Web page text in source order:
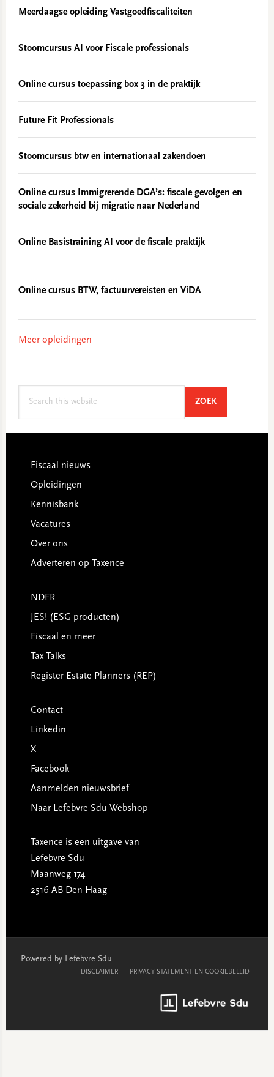
Meerdaagse opleiding Vastgoedfiscaliteiten
Stoomcursus AI voor Fiscale professionals
Online cursus toepassing box 3 in de praktijk
Future Fit Professionals
Stoomcursus btw en internationaal zakendoen
Online cursus Immigrerende DGA’s: fiscale gevolgen en
sociale zekerheid bij migratie naar Nederland
Online Basistraining AI voor de fiscale praktijk
Online cursus BTW, factuurvereisten en ViDA
Meer opleidingen
ZOEKSEARCH
Footer
Fiscaal nieuws
Opleidingen
Kennisbank
Vacatures
Over ons
Adverteren op Taxence
NDFR
JES! (ESG producten)
Fiscaal en meer
Tax Talks
Register Estate Planners (REP)
Contact
Linkedin
X
Facebook
Aanmelden nieuwsbrief
Naar Lefebvre Sdu Webshop
Taxence is een uitgave van
Lefebvre Sdu
Maanweg 174
2516 AB Den Haag
Powered by Lefebvre Sdu
DISCLAIMER PRIVACY STATEMENT EN COOKIEBELEID